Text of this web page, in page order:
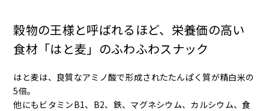
穀物の王様と呼ばれるほど、栄養価の高い
食材「はと麦」のふわふわスナック
はと麦は、良質なアミノ酸で形成されたたんぱく質が精白米の
5倍。
他にもビタミンB1、B2、鉄、マグネシウム、カルシウム、食